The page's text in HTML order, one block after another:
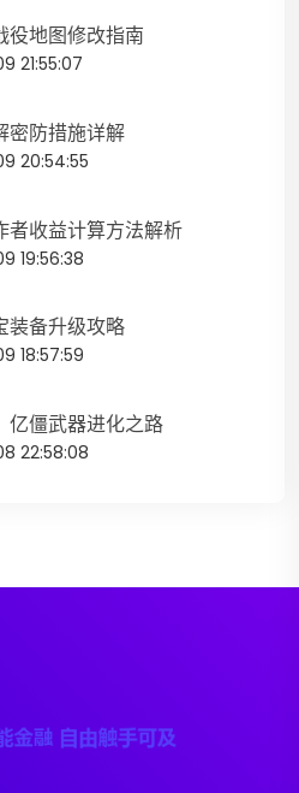
役地图修改指南
21:55:07
密防措施详解
20:54:55
者收益计算方法解析
19:56:38
装备升级攻略
18:57:59
亿僵武器进化之路
22:58:08